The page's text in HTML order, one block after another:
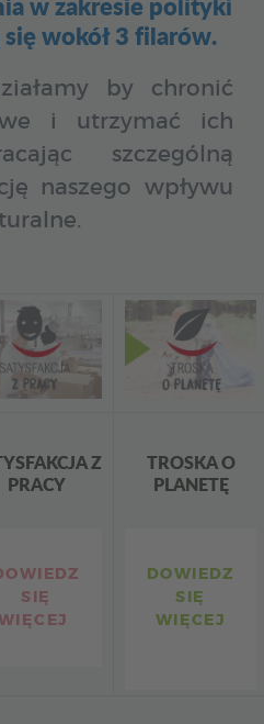
wokół 3 filarów.
by chronić
i utrzymać ich
szczególną
naszego wpływu
Z
PRACY
SIĘ
WIĘCEJ
TROSKA O
PLANETĘ
DOWIEDZ
SIĘ
WIĘCEJ